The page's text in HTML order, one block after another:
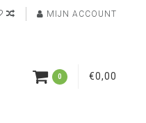
MIJN ACCOUNT
0 €0,00